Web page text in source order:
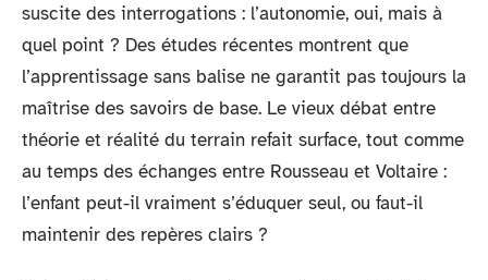
suscite des interrogations : l’autonomie, oui, mais à
quel point ? Des études récentes montrent que
l’apprentissage sans balise ne garantit pas toujours la
maîtrise des savoirs de base. Le vieux débat entre
théorie et réalité du terrain refait surface, tout comme
au temps des échanges entre Rousseau et Voltaire :
l’enfant peut-il vraiment s’éduquer seul, ou faut-il
maintenir des repères clairs ?